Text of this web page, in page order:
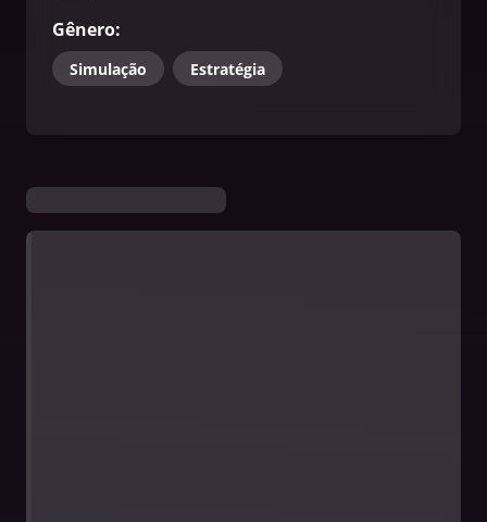
Gênero:
Simulação Estratégia